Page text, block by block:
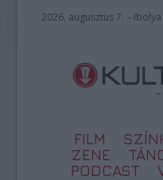
2026. augusztus 7. – Ibolya
FILM
ZENE
PODCAST